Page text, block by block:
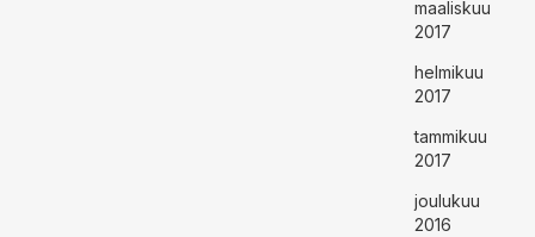
maaliskuu
2017
helmikuu
2017
tammikuu
2017
joulukuu
2016